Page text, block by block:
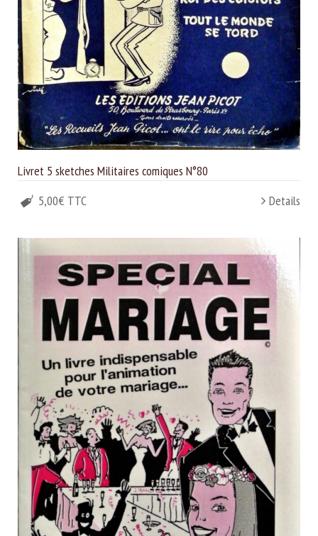
Livret 5 sketches Militaires comiques N°80
5,00€ TTC
Details